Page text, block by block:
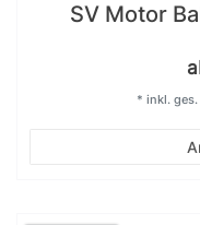
SV Motor
* inkl.